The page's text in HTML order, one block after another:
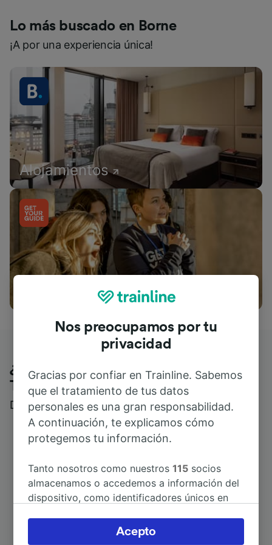
Lo más buscado en Borne
¡A por una experiencia única!
Alojamientos
Actividades
¿Qué piensan nuestros clientes de
Trainline?
Descubre reseñas reales de nuestros viajeros
Nos preocupamos por tu
privacidad
Gracias por confiar en Trainline. Sabemos
que el tratamiento de tus datos
personales es una gran responsabilidad.
A continuación, te explicamos cómo
protegemos tu información.
Tanto nosotros como nuestros115 socios
almacenamos o accedemos a información del
dispositivo, como identificadores únicos en
Puedes aceptar o administrar tus preferencias
haciendo clic abajo, incluido el derecho de
Acepto